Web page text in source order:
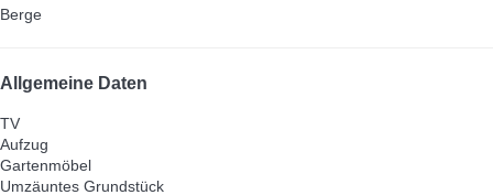
Berge
Allgemeine Daten
TV
Aufzug
Gartenmöbel
Umzäuntes Grundstück